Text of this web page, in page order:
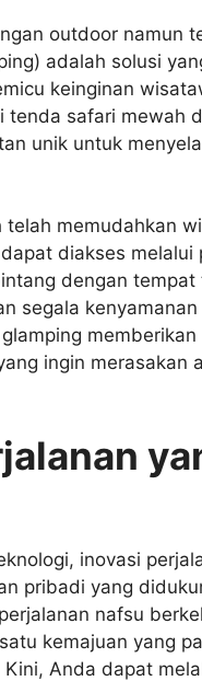
outdoor namun
adalah solusi
keinginan
tenda safari mewah
unik untuk
memudahkan
diakses melalui
dengan
segala
ingin merasakan
inovasi
pribadi yang
nafsu
kemajuan yang
Anda dapat